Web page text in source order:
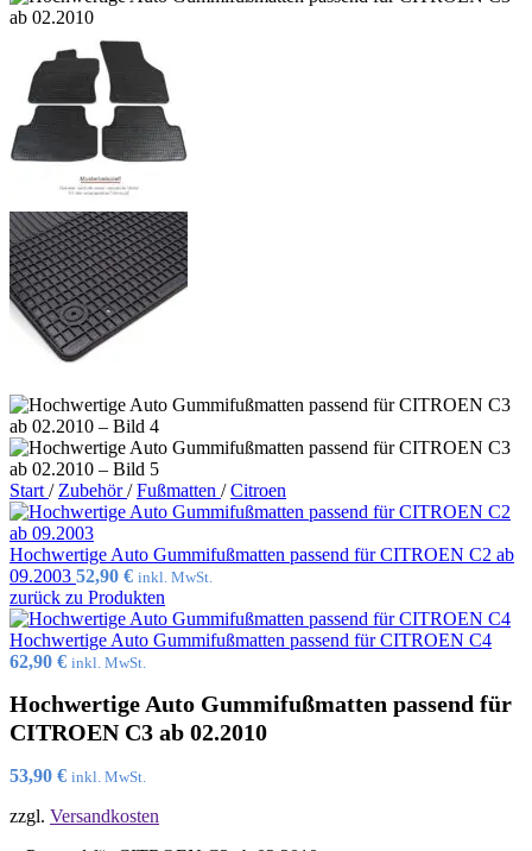
Start/ Zubehör/ Fußmatten / Citroen
Hochwertige Auto Gummifußmatten passend für CITROEN C2 ab
09.2003 52,90 € inkl. MwSt.
zurück zu Produkten
Hochwertige Auto Gummifußmatten passend für CITROEN C4
62,90 € inkl. MwSt.
Hochwertige Auto Gummifußmatten passend für
CITROEN C3 ab 02.2010
53,90 € inkl. MwSt.
zzgl. Versandkosten